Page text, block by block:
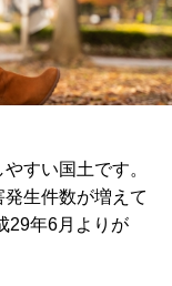
すい国土です。
生件数が増えて
29年6月よりが